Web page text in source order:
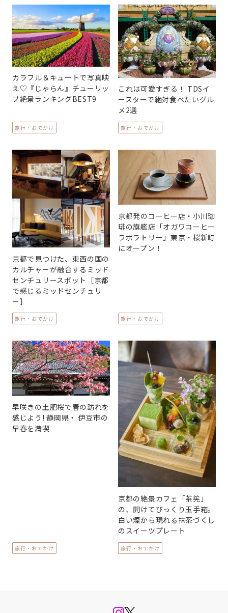
カラフル＆キュートで写真映
え♡『じゃらん』チューリッ
プ絶景ランキングBEST9
旅行・おでかけ
これは可愛すぎる！ TDSイ
ースターで絶対食べたいグル
メ2選
旅行・おでかけ
京都で見つけた、東西の国の
カルチャーが融合するミッド
センチュリースポット［京都
で感じるミッドセンチュリ
ー］
旅行・おでかけ
京都発のコーヒー店・小川珈
琲の旗艦店「オガワコーヒー
ラボラトリー」東京・桜新町
にオープン！
旅行・おでかけ
早咲きの土肥桜で春の訪れを
感じよう! 静岡県・ 伊豆市の
早春を満喫
旅行・おでかけ
京都の絶景カフェ「茶筅」
の、開けてびっくり玉手箱。
白い煙から現れる抹茶づくし
のスイーツプレート
旅行・おでかけ